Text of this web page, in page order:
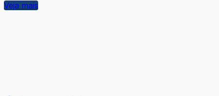
Veja mais